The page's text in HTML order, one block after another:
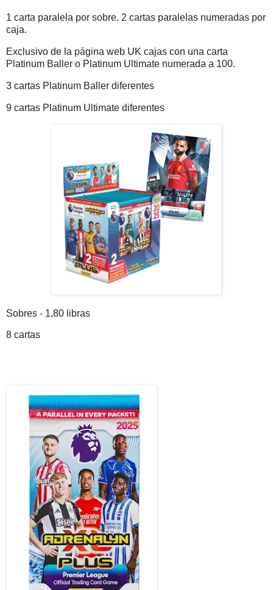
1 carta paralela por sobre. 2 cartas paralelas numeradas por
caja.
Exclusivo de la página web UK cajas con una carta
Platinum Baller o Platinum Ultimate numerada a 100.
3 cartas Platinum Baller diferentes
9 cartas Platinum Ultimate diferentes
Sobres - 1,80 libras
8 cartas